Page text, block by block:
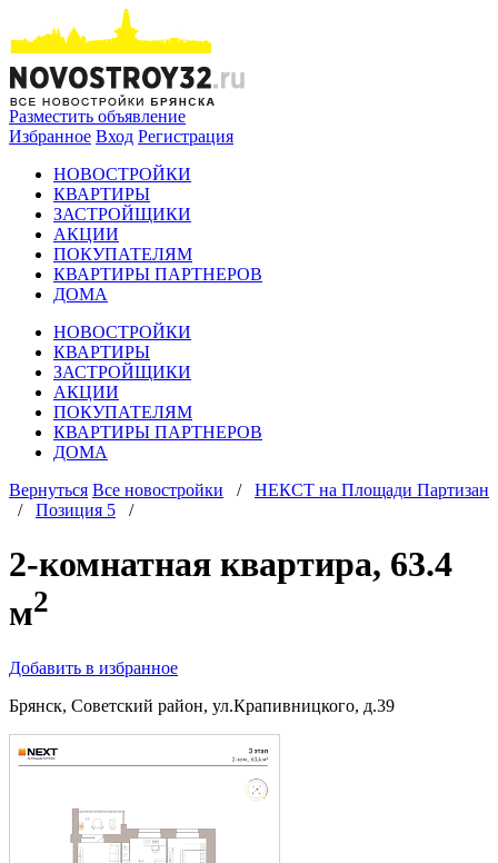
Разместить объявление
Избранное Вход Регистрация
НОВОСТРОЙКИ
КВАРТИРЫ
ЗАСТРОЙЩИКИ
АКЦИИ
ПОКУПАТЕЛЯМ
КВАРТИРЫ ПАРТНЕРОВ
ДОМА
НОВОСТРОЙКИ
КВАРТИРЫ
ЗАСТРОЙЩИКИ
АКЦИИ
ПОКУПАТЕЛЯМ
КВАРТИРЫ ПАРТНЕРОВ
ДОМА
Вернуться Все новостройки /
НЕКСТ на Площади Партизан
/
Позиция 5 /
2-комнатная квартира, 63.4
м2
Добавить в избранное
Брянск, Советский район, ул.Крапивницкого, д.39